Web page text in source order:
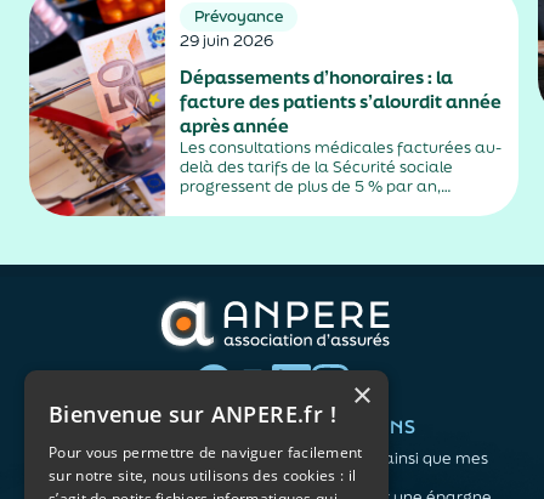
sociales et fiscales, s'inscrit dans un
durcissement plus...
Prévoyance
29 juin 2026
Dépassements d’honoraires : la
facture des patients s’alourdit année
après année
Les consultations médicales facturées au-
delà des tarifs de la Sécurité sociale
progressent de plus de 5 % par an,
alimentés par la montée en puissance des
QUI SOMMES-NOUS ?
L'association
Notre organisation
VOS BESOINS
Me protéger ainsi que mes
proches
×
Bienvenue sur ANPERE.fr !
Pour vous permettre de naviguer facilement
sur notre site, nous utilisons des cookies : il